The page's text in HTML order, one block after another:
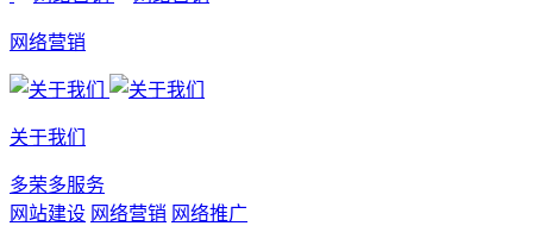
网络营销
关于我们
多荣多服务
网站建设 网络营销 网络推广